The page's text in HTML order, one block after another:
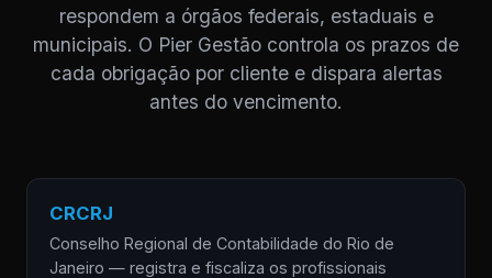
respondem a órgãos federais, estaduais e
municipais. O Pier Gestão controla os prazos de
cada obrigação por cliente e dispara alertas
antes do vencimento.
CRCRJ
Conselho Regional de Contabilidade do Rio de
Janeiro — registra e fiscaliza os profissionais